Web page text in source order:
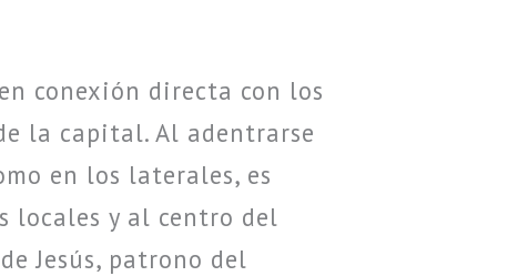
conexión directa con los
la capital. Al adentrarse
en los laterales, es
locales y al centro del
Jesús, patrono del